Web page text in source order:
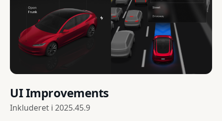
UI Improvements
Inkluderet i 2025.45.9